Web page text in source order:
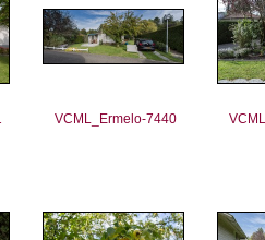
VCML_Ermelo-7440